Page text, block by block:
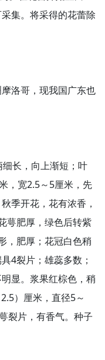
集。将采得的花蕾除
洛哥，现我国广东也
长，向上渐短；叶
，宽2.5～5厘米，先
季开花，花有浓香，
萼肥厚，绿色后转紫
，肥厚；花冠白色稍
4裂片；雄蕊多数；
显。浆果红棕色，稍
）厘米，直径5～
裂片，有香气。种子